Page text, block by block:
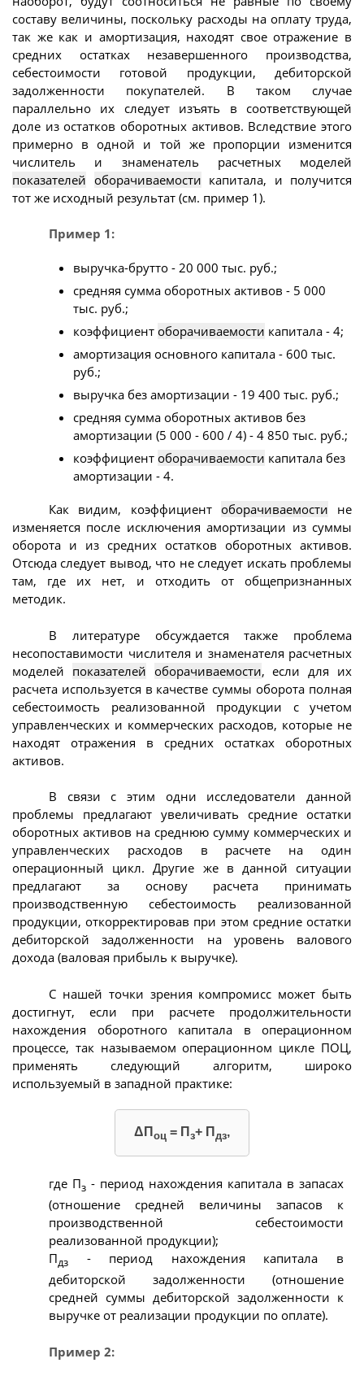
составу величины, поскольку расходы на оплату труда,
так же как и амортизация, находят свое отражение в
средних остатках незавершенного производства,
себестоимости готовой продукции, дебиторской
задолженности покупателей. В таком случае
параллельно их следует изъять в соответствующей
доле из остатков оборотных активов. Вследствие этого
примерно в одной и той же пропорции изменится
числитель и знаменатель расчетных моделей
показателей оборачиваемости капитала, и получится
тот же исходный результат (см. пример 1).
Пример 1:
выручка-брутто - 20 000 тыс. руб.;
средняя сумма оборотных активов - 5 000
тыс. руб.;
коэффициент оборачиваемости капитала - 4;
амортизация основного капитала - 600 тыс.
руб.;
выручка без амортизации - 19 400 тыс. руб.;
средняя сумма оборотных активов без
амортизации (5 000 - 600 / 4) - 4 850 тыс. руб.;
коэффициент оборачиваемости капитала без
амортизации - 4.
Как видим, коэффициент оборачиваемости не
изменяется после исключения амортизации из суммы
оборота и из средних остатков оборотных активов.
Отсюда следует вывод, что не следует искать проблемы
там, где их нет, и отходить от общепризнанных
методик.
В литературе обсуждается также проблема
несопоставимости числителя и знаменателя расчетных
моделей показателей оборачиваемости, если для их
расчета используется в качестве суммы оборота полная
себестоимость реализованной продукции с учетом
управленческих и коммерческих расходов, которые не
находят отражения в средних остатках оборотных
активов.
В связи с этим одни исследователи данной
проблемы предлагают увеличивать средние остатки
оборотных активов на среднюю сумму коммерческих и
управленческих расходов в расчете на один
операционный цикл. Другие же в данной ситуации
предлагают за основу расчета принимать
производственную себестоимость реализованной
продукции, откорректировав при этом средние остатки
дебиторской задолженности на уровень валового
дохода (валовая прибыль к выручке).
С нашей точки зрения компромисс может быть
достигнут, если при расчете продолжительности
нахождения оборотного капитала в операционном
процессе, так называемом операционном цикле ПОЦ,
применять следующий алгоритм, широко
используемый в западной практике:
ΔП оц = П з+ П дз,
где Пз - период нахождения капитала в запасах
(отношение средней величины запасов к
производственной себестоимости
реализованной продукции);
Пдз - период нахождения капитала в
дебиторской задолженности (отношение
средней суммы дебиторской задолженности к
выручке от реализации продукции по оплате).
Пример 2: